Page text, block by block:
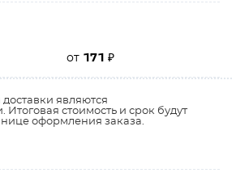
от 171 ₽
являются
стоимость и срок будут
оформления заказа.